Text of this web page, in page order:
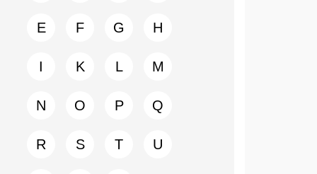
E F G H
I K L M
N O P Q
R S T U